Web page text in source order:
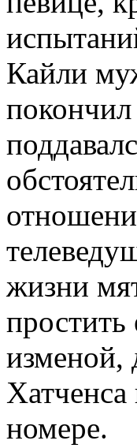
Кайли
жизни
изменой,
номере.